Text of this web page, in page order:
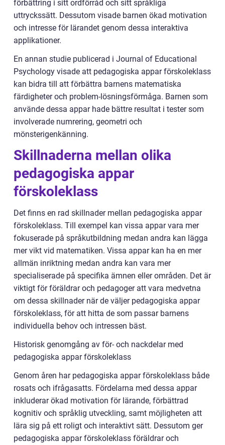
förbättring i sitt ordförråd och sitt språkliga
uttryckssätt. Dessutom visade barnen ökad motivation
och intresse för lärandet genom dessa interaktiva
applikationer.
En annan studie publicerad i Journal of Educational
Psychology visade att pedagogiska appar förskoleklass
kan bidra till att förbättra barnens matematiska
färdigheter och problem-lösningsförmåga. Barnen som
använde dessa appar hade bättre resultat i tester som
involverade numrering, geometri och
mönsterigenkänning.
Skillnaderna mellan olika
pedagogiska appar
förskoleklass
Det finns en rad skillnader mellan pedagogiska appar
förskoleklass. Till exempel kan vissa appar vara mer
fokuserade på språkutbildning medan andra kan lägga
mer vikt vid matematiken. Vissa appar kan ha en mer
allmän inriktning medan andra kan vara mer
specialiserade på specifika ämnen eller områden. Det är
viktigt för föräldrar och pedagoger att vara medvetna
om dessa skillnader när de väljer pedagogiska appar
förskoleklass, för att hitta de som passar barnens
individuella behov och intressen bäst.
Historisk genomgång av för- och nackdelar med
pedagogiska appar förskoleklass
Genom åren har pedagogiska appar förskoleklass både
rosats och ifrågasatts. Fördelarna med dessa appar
inkluderar ökad motivation för lärande, förbättrad
kognitiv och språklig utveckling, samt möjligheten att
lära sig på ett roligt och interaktivt sätt. Dessutom ger
pedagogiska appar förskoleklass föräldrar och